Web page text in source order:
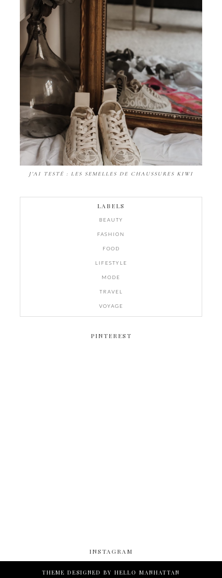
J'AI TESTÉ : LES SEMELLES DE CHAUSSURES KIWI
LABELS
BEAUTY
FASHION
FOOD
LIFESTYLE
MODE
TRAVEL
VOYAGE
PINTEREST
INSTAGRAM
THEME DESIGNED BY HELLO MANHATTAN